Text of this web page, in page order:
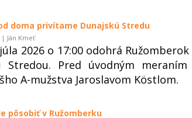
doma privítame Dunajskú Stredu
| Ján Kmeť
2026 o 17:00 odohrá
Stredou. Pred úvodným
A-mužstva Jaroslavom Köstlom.
pôsobiť v Ružomberku